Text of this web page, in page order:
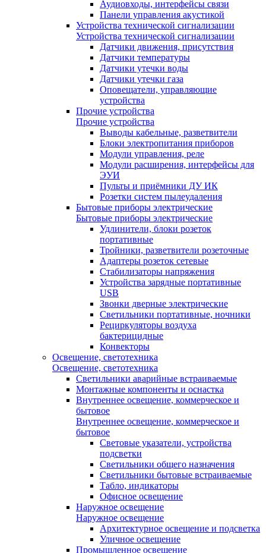
Аудиовходы, интерфейсы связи
Панели управления акустикой
Устройства технической сигнализации
Устройства технической сигнализации
Датчики движения, присутствия
Датчики температуры
Датчики утечки воды
Датчики утечки газа
Оповещатели, управляющие
устройства
Прочие устройства
Прочие устройства
Выводы кабельные, разветвители
Блоки электропитания приборов
Модули управления, реле
Модули расширения, интерфейсы для
ЭУИ
Пульты и приёмники ДУ ИК
Розетки систем пылеудаления
Бытовые приборы электрические
Бытовые приборы электрические
Удлинители, блоки розеток
портативные
Тройники, разветвители розеточные
Адаптеры розеток сетевые
Стабилизаторы напряжения
Устройства зарядные портативные
USB
Звонки дверные электрические
Светильники портативные, ночники
Рециркуляторы воздуха
бактерицидные
Конвекторы
Освещение, светотехника
Освещение, светотехника
Светильники аварийные встраиваемые
Монтажные компоненты и оснастка
Внутреннее освещение, коммерческое и
бытовое
Внутреннее освещение, коммерческое и
бытовое
Световые указатели, устройства
подсветки
Светильники общего назначения
Светильники бытовые встраиваемые
Табло, индикаторы
Офисное освещение
Наружное освещение
Наружное освещение
Архитектурное освещение и подсветка
Уличное освещение
Промышленное освещение